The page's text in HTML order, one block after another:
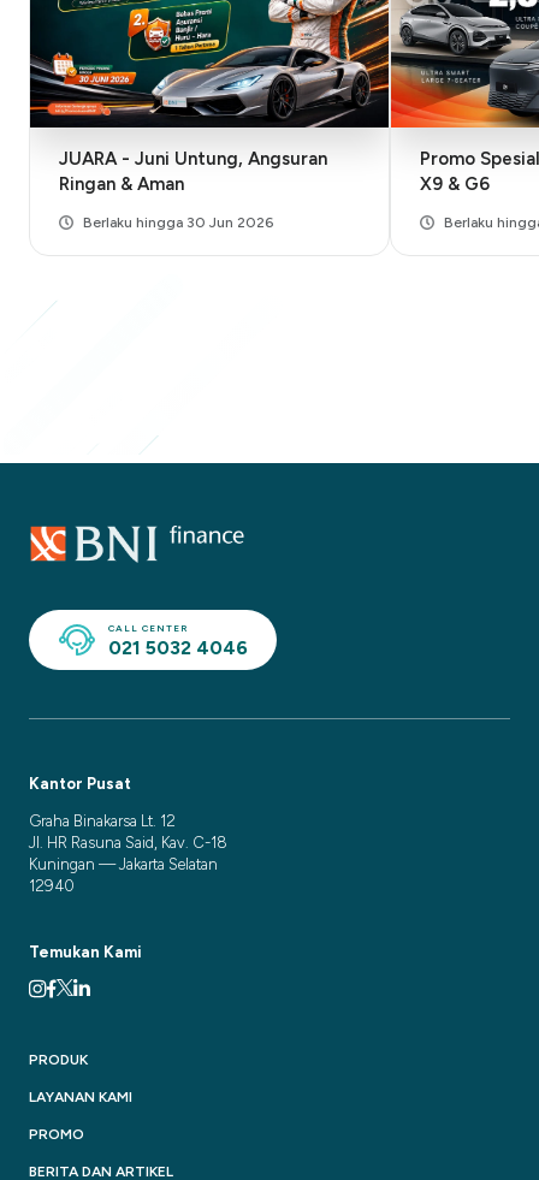
JUARA - Juni Untung, Angsuran
Ringan & Aman
Berlaku hingga 30 Jun 2026
Promo
X9 & G6
Berlaku
CALL CENTER
021 5032 4046
Kantor Pusat
Graha Binakarsa Lt. 12
Jl. HR Rasuna Said, Kav. C-18
Kuningan — Jakarta Selatan
12940
PRODUK
LAYANAN KAMI
PROMO
BERITA DAN ARTIKEL
Temukan Kami